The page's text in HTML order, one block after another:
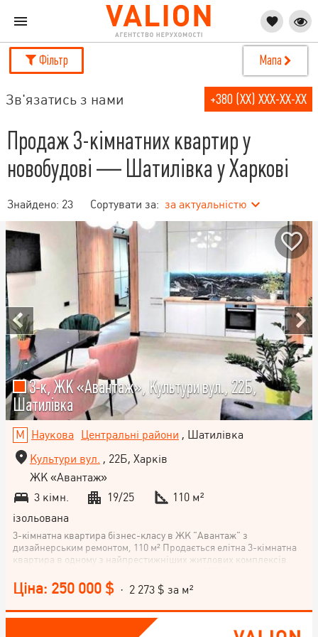
Фільтр Мапа
Зв'язатись з нами +380 (XX) XXX-XX-XX
Продаж 3-кімнатних квартир у
новобудові — Шатилівка у Харкові
Знайдено: 23 Сортувати за: за актуальністю
3-к, ЖК «Авантаж», Культури вул., 22Б,
Шатилівка
Наукова Центральні райони , Шатилівка
Культури вул. , 22Б, Харків
ЖК «Авантаж»
3 кімн.
19/25
110 м²
ізольована
3-кімнатна квартира бізнес-класу в ЖК "Авантаж" з
дизайнерським ремонтом, 110 м² Продається елітна 3-кімнатна
квартира в одному з найпрестижніших житлових комплексів
Площа квартири — 110 м², кухня-студія 45 м². Квартира
розташована на 19 поверсі 25-поверхового будинку, з
приголомшливими панорамними видами на Центр Харкова та
проспект Науки. Метро Наукова — 2 хвилини пішки. Планування
простора кухня-студія 45 м² дві окремі кімнати два санвузли
Ціна: 250 000 $ · 2 273 $ за м²